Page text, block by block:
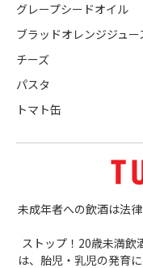
グレープシードオイル
ブラッドオレンジジュー
チーズ
パスタ
トマト缶
未成年者への飲酒は法
ストップ！20歳未満飲
は、胎児・乳児の発育